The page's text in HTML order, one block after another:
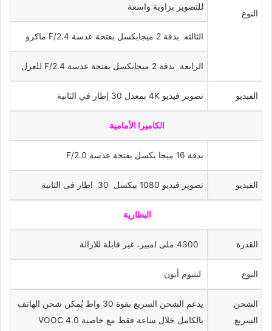
النوع
للتصوير بزاوية واسعة
الثالثه بدقة 2 ميجابكسل بفتحة عدسة F/2.4 ماكرو
الرابعة بدقة 2 ميجابكسل بفتحة عدسة F/2.4 للعزل
الفيديو تصوير فيديو 4K بمعدل 30 إطار في الثانية
الكاميرا الأمامية
بدقة 16 ميجا بكسل بفتحة عدسة F/2.0
الفيديو تصوير فيديو 1080 بيكسل 30 اطار فى الثانية
البطارية
القدرة
النوع ليثيوم أيون
الشحن
السريع
يدعم الشحن السريع بقوة 30 واط يُمكن شحن الهاتف
بالكامل خلال ساعة فقط مع خاصية VOOC 4.0